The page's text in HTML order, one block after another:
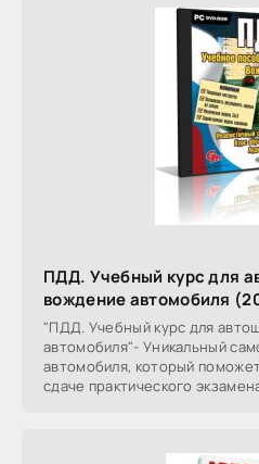
ПДД. Учебный курс для
вождение автомобиля
"ПДД. Учебный курс для
автомобиля"- Уникальный
автомобиля, который
сдаче практического